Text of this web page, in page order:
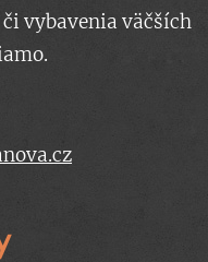
vybavenia väčších